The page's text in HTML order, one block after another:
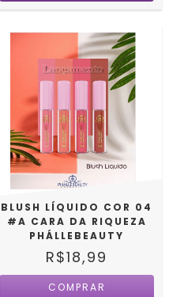
BLUSH LÍQUIDO COR 04
#A CARA DA RIQUEZA
PHÁLLEBEAUTY
R$18,99